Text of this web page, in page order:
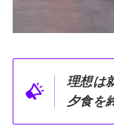
理想は
夕食を